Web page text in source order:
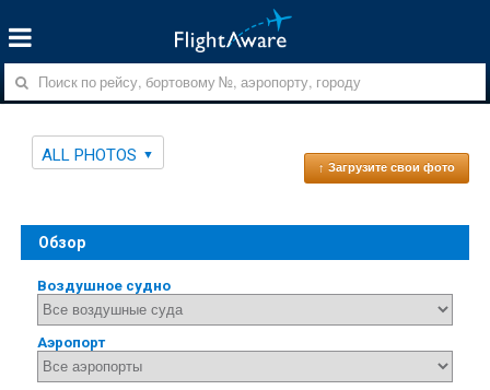
ALL PHOTOS
↑ Загрузите свои фото
Обзор
Воздушное судно
Аэропорт